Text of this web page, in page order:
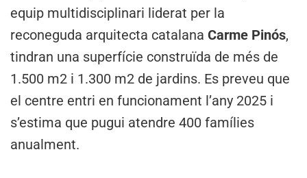
equip multidisciplinari liderat per la
reconeguda arquitecta catalana Carme Pinós,
tindran una superfície construïda de més de
1.500 m2 i 1.300 m2 de jardins. Es preveu que
el centre entri en funcionament l’any 2025 i
s’estima que pugui atendre 400 famílies
anualment.